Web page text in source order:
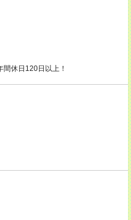
休日120日以上！